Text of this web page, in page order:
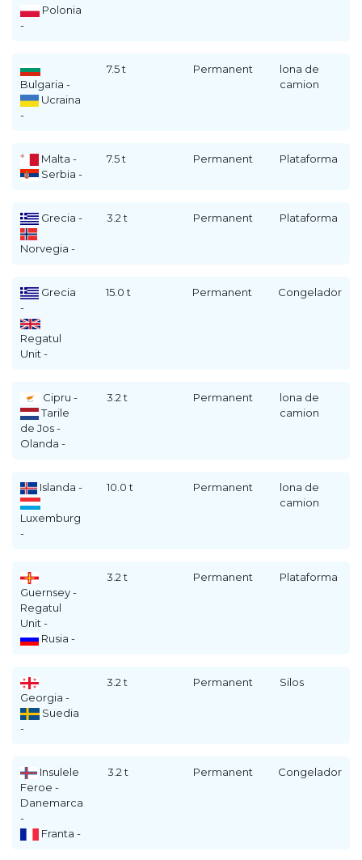
Polonia
-
Bulgaria -
Ucraina
-
7.5 t Permanent
lona de
camion
Malta -
Serbia -
7.5 t Permanent Plataforma
Grecia -
Norvegia -
3.2 t Permanent Plataforma
Grecia
-
Regatul
Unit -
15.0 t Permanent Congelador
Cipru -
Tarile
de Jos -
Olanda -
3.2 t Permanent
lona de
camion
Islanda -
Luxemburg
-
10.0 t Permanent
lona de
camion
Guernsey -
Regatul
Unit -
Rusia -
3.2 t Permanent Plataforma
Georgia -
Suedia
-
3.2 t Permanent Silos
Insulele
Feroe -
Danemarca
-
Franta -
3.2 t Permanent Congelador